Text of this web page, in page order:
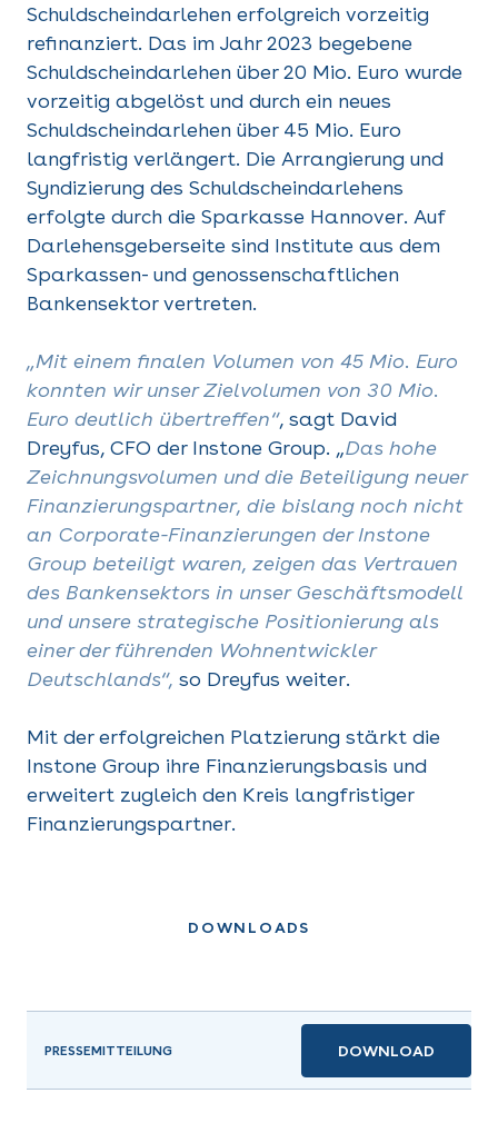
Schuldscheindarlehen erfolgreich vorzeitig
refinanziert. Das im Jahr 2023 begebene
Schuldscheindarlehen über 20 Mio. Euro wurde
vorzeitig abgelöst und durch ein neues
Schuldscheindarlehen über 45 Mio. Euro
langfristig verlängert. Die Arrangierung und
Syndizierung des Schuldscheindarlehens
erfolgte durch die Sparkasse Hannover. Auf
Darlehensgeberseite sind Institute aus dem
Sparkassen- und genossenschaftlichen
Bankensektor vertreten.
„Mit einem finalen Volumen von 45 Mio. Euro
konnten wir unser Zielvolumen von 30 Mio.
Euro deutlich übertreffen“, sagt David
Dreyfus, CFO der Instone Group. „Das hohe
Zeichnungsvolumen und die Beteiligung neuer
Finanzierungspartner, die bislang noch nicht
an Corporate-Finanzierungen der Instone
Group beteiligt waren, zeigen das Vertrauen
des Bankensektors in unser Geschäftsmodell
und unsere strategische Positionierung als
einer der führenden Wohnentwickler
Deutschlands“, so Dreyfus weiter.
Mit der erfolgreichen Platzierung stärkt die
Instone Group ihre Finanzierungsbasis und
erweitert zugleich den Kreis langfristiger
Finanzierungspartner.
DOWNLOADS
PRESSEMITTEILUNG DOWNLOAD